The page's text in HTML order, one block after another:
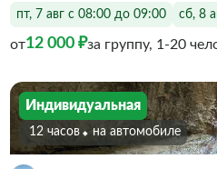
пт, 7 авг с 08:00 до 09:00 сб, 8
от12 000 ₽за группу, 1-20
Индивидуальная
12 часов На автомобиле